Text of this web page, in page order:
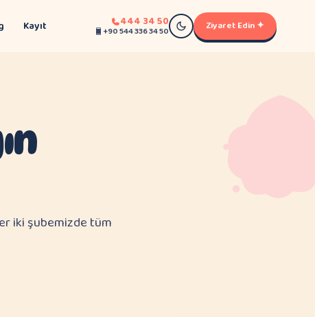
Kayıt 444 34 50
+90 544 336 34 50 Ziyaret Edin ✦
iki şubemizde tüm